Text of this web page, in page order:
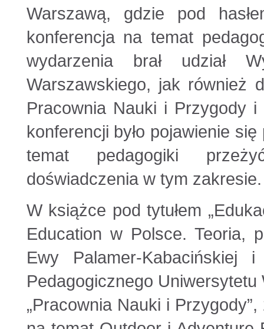
Warszawą, gdzie pod
konferencja na temat
wydarzenia brał udział
Warszawskiego, jak również
Pracownia Nauki i Przygody
konferencji było pojawienie
temat pedagogiki
doświadczenia w tym zakresie.
W książce pod tytułem
Education w Polsce. Teoria,
Ewy Palamer-Kabacińskiej
Pedagogicznego
„Pracownia Nauki i